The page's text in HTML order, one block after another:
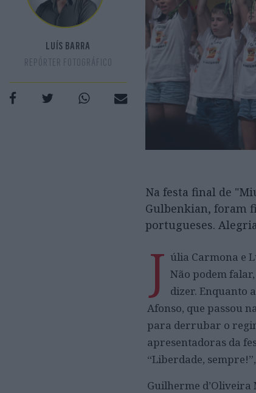
LUÍS BARRA
REPÓRTER FOTOGRÁFICO
Na festa final de
Gulbenkian, foram
portugueses.
J úlia Carmona e
Não podem
dizer. Enquanto
Afonso, que passou
para derrubar o
apresentadoras da
“Liberdade,
Guilherme